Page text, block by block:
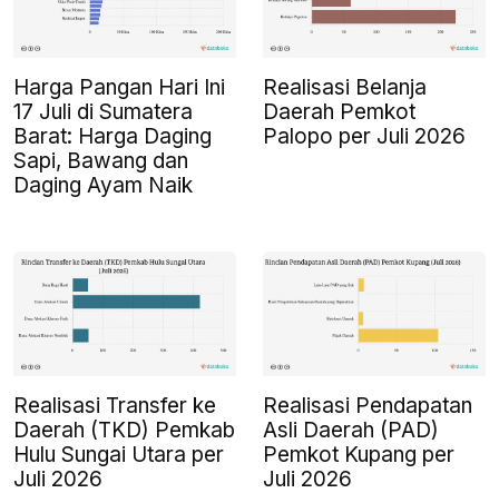
Harga Pangan Hari Ini
17 Juli di Sumatera
Barat: Harga Daging
Sapi, Bawang dan
Daging Ayam Naik
Realisasi Belanja
Daerah Pemkot
Palopo per Juli 2026
Realisasi Transfer ke
Daerah (TKD) Pemkab
Hulu Sungai Utara per
Juli 2026
Realisasi Pendapatan
Asli Daerah (PAD)
Pemkot Kupang per
Juli 2026